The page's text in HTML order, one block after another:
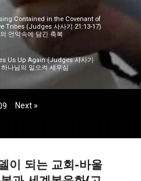
Contained in the Covenant of
Tribes (Judges 사사기 21:13-17)
언약속에 담긴 축복
Us Up Again (Judges 사사기
하나님의 일으켜 세우심
Next »
이 되는 교회-바울